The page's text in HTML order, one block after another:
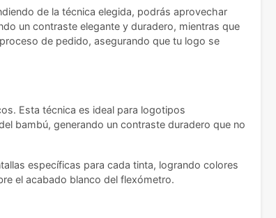
de la técnica elegida, podrás aprovechar
un contraste elegante y duradero, mientras que
de pedido, asegurando que tu logo se
Esta técnica es ideal para logotipos
bambú, generando un contraste duradero que no
específicas para cada tinta, logrando colores
el acabado blanco del flexómetro.